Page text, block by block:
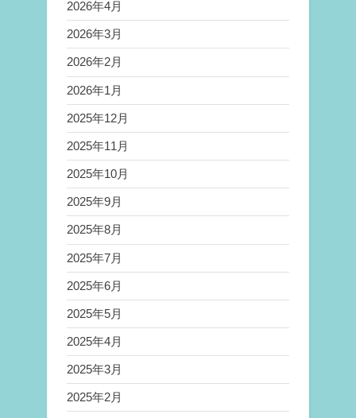
2026年4月
2026年3月
2026年2月
2026年1月
2025年12月
2025年11月
2025年10月
2025年9月
2025年8月
2025年7月
2025年6月
2025年5月
2025年4月
2025年3月
2025年2月